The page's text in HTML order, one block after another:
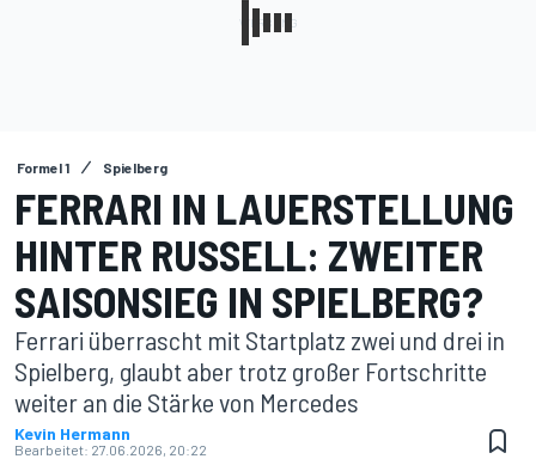
Formel 1 Spielberg
FERRARI IN LAUERSTELLUNG
HINTER RUSSELL: ZWEITER
SAISONSIEG IN SPIELBERG?
Ferrari überrascht mit Startplatz zwei und drei in
Spielberg, glaubt aber trotz großer Fortschritte
weiter an die Stärke von Mercedes
Kevin Hermann
Bearbeitet: 27.06.2026, 20:22